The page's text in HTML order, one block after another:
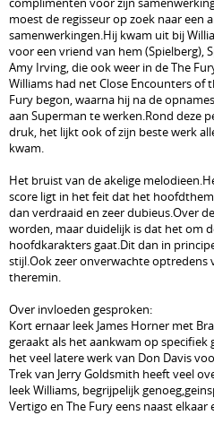
moest de regisseur op zoek naar een
samenwerkingen.Hij kwam uit bij
voor een vriend van hem (Spielberg),
Amy Irving, die ook weer in de The
Williams had net Close Encounters of
Fury begon, waarna hij na de
aan Superman te werken.Rond deze
druk, het lijkt ook of zijn beste werk
kwam.
Het bruist van de akelige
score ligt in het feit dat het
dan verdraaid en zeer dubieus.Over
worden, maar duidelijk is dat het om
hoofdkarakters gaat.Dit dan in
stijl.Ook zeer onverwachte optredens
theremin.
Over invloeden gesproken:
Kort ernaar leek James Horner met
geraakt als het aankwam op
het veel latere werk van Don Davis
Trek van Jerry Goldsmith heeft veel
leek Williams, begrijpelijk
Vertigo en The Fury eens naast